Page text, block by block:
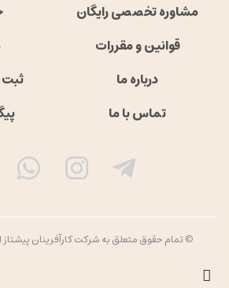
مشاوره تخصصی رایگان
قوانین و مقررات
درباره ما
تماس با ما
© تمام حقوق متعلق به شرکت کارآفرینان